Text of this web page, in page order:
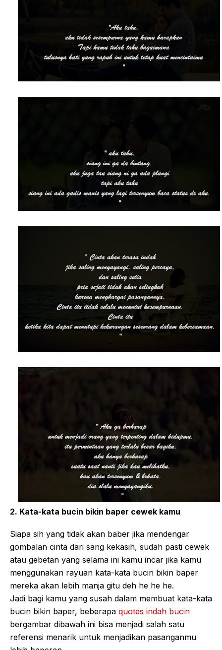
2. Kata-kata bucin bikin baper cewek kamu
Siapa sih yang tidak akan baber jika mendengar
gombalan cinta dari sang kekasih, sudah pasti cewek
atau gebetan yang selama ini kamu incar jika kamu
menggunakan rayuan kata-kata bucin bikin baper
mereka akan lebih manja gitu deh he he he.
Jadi bagi kamu yang susah dalam membuat kata-kata
bucin bikin baper, beberapa quotes indah bucin
bergambar dibawah ini bisa menjadi salah satu
referensi menarik untuk menjadikan pasanganmu